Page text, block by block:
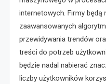
internetowych. Firmy będą
zaawansowanych
przewidywania trendów
treści do potrzeb
będzie nadal nabierać
liczby użytkowników